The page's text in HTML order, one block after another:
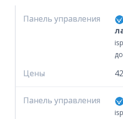
Панель управления
Панель управления
Цены
Цены
Панель управления
Панель управления